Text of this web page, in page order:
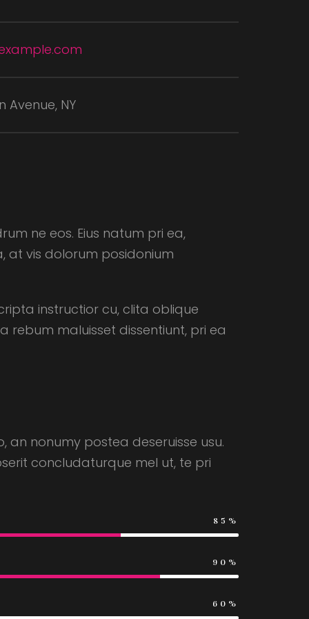
Avenue, NY
ne eos. Eius natum pri ea,
at vis dolorum posidonium
instructior cu, clita oblique
rebum maluisset dissentiunt, pri ea
an nonumy postea deseruisse usu.
concludaturque mel ut, te pri
85%
90%
60%